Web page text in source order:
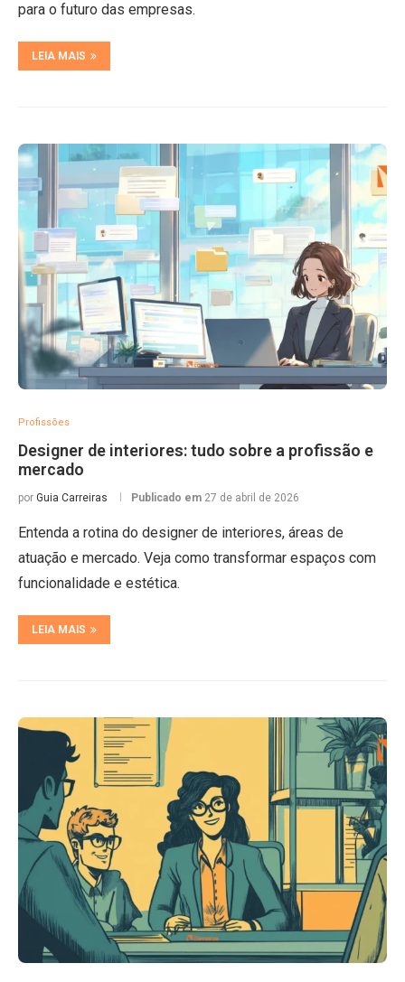
para o futuro das empresas.
LEIA MAIS
Profissões
Designer de interiores: tudo sobre a profissão e
mercado
por Guia Carreiras Publicado em 27 de abril de 2026
Entenda a rotina do designer de interiores, áreas de
atuação e mercado. Veja como transformar espaços com
funcionalidade e estética.
LEIA MAIS